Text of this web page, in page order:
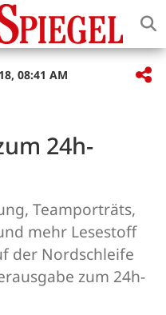
08:41 AM
24h-
Teamporträts,
mehr Lesestoff
der Nordschleife
zum 24h-